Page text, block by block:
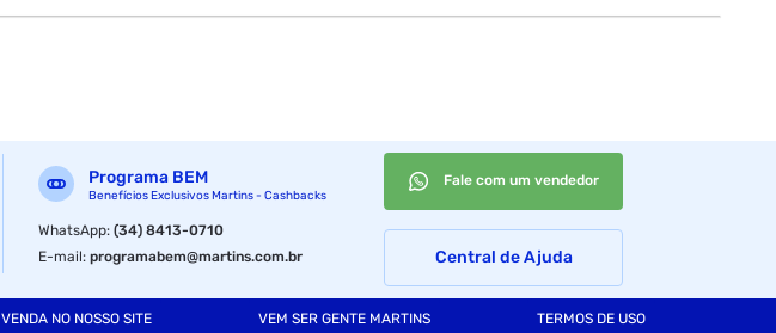
Programa BEM
Benefícios Exclusivos Martins - Cashbacks
WhatsApp:(34) 8413-0710
E-mail:programabem@martins.com.br
Fale com um vendedor
Central de Ajuda
VENDA NO NOSSO SITE VEM SER GENTE MARTINS TERMOS DE USO